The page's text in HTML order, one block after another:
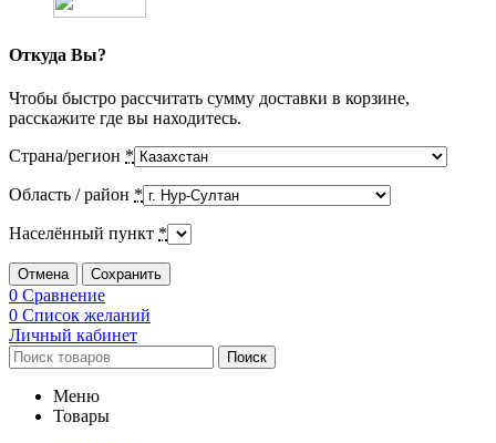
Откуда Вы?
Чтобы быстро рассчитать сумму доставки в корзине,
расскажите где вы находитесь.
Страна/регион *
Область / район *
Населённый пункт *
Отмена Сохранить
0 Сравнение
0 Список желаний
Личный кабинет
Поиск
Меню
Товары